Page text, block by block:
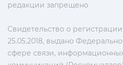
редакции запрещено
Свидетельство о
25.05.2018, выдано
сфере связи,